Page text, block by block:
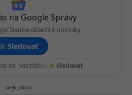
na Google Správy
žiadne dôležité novinky.
☆ Sledovať
na hviezdičku ★ Sledovať
REKLAMA